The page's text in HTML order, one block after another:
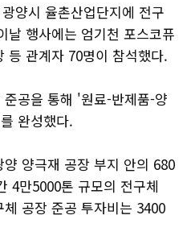
양시 율촌산업단지에 전구
날 행사에는 엄기천 포스코퓨
등 관계자 70명이 참석했다.
공을 통해 '원료-반제품-양
완성했다.
양극재 공장 부지 안의 680
4만5000톤 규모의 전구체
공장 준공 투자비는 3400